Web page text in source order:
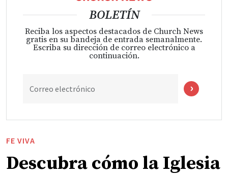
BOLETÍN
Reciba los aspectos destacados de Church News
gratis en su bandeja de entrada semanalmente.
Escriba su dirección de correo electrónico a
continuación.
Correo electrónico
FE VIVA
Descubra cómo la Iglesia